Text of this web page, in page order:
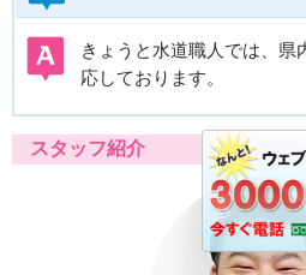
きょうと水道職人では、県
応しております。
スタッフ紹介